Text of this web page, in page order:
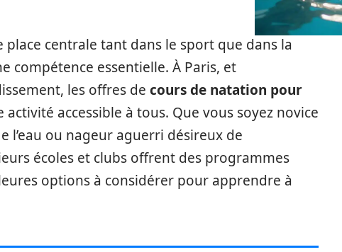
place centrale tant dans le sport que dans la
compétence essentielle. À Paris, et
les offres de cours de natation pour
accessible à tous. Que vous soyez novice
l’eau ou nageur aguerri désireux de
écoles et clubs offrent des programmes
options à considérer pour apprendre à